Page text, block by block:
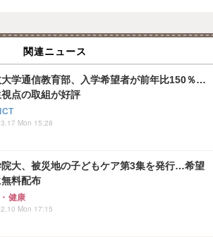
関連ニュース
学通信教育部、入学希望者が前年比150％…
点の取組が好評
Mon 15:28
大、被災地の子どもケア第3集を発行…希望
料配布
健康
Mon 17:15